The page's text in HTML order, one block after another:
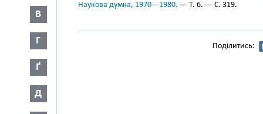
В
Г
Ґ
Д
Наукова думка, 1970—1980. — Т. 6. — С. 319.
Поділитись: